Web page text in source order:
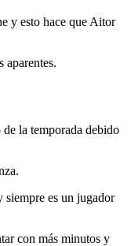
y esto hace que Aitor
aparentes.
la temporada debido
siempre es un jugador
con más minutos y